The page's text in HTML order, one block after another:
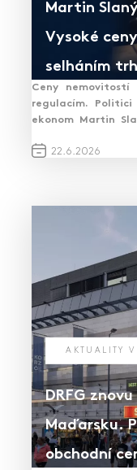
Martin
Vysoké
selháním
Ceny
regulacím.
ekonom Martin
22.6.2026
AKTUALITY
DRFG
Maďarsku.
obchodní